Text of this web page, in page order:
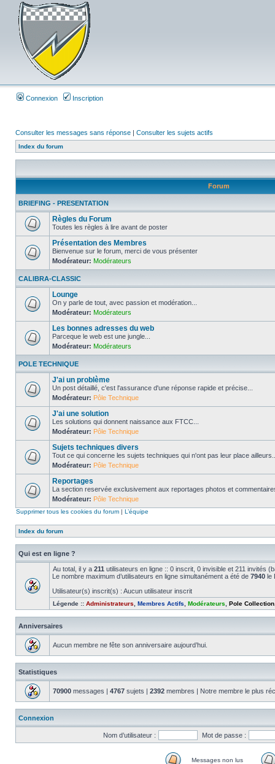
Connexion Inscription
Consulter les messages sans réponse | Consulter les sujets actifs
Index du forum
Forum
BRIEFING - PRESENTATION
Règles du Forum
Toutes les règles à lire avant de poster
Présentation des Membres
Bienvenue sur le forum, merci de vous présenter
Modérateur: Modérateurs
CALIBRA-CLASSIC
Lounge
On y parle de tout, avec passion et modération...
Modérateur: Modérateurs
Les bonnes adresses du web
Parceque le web est une jungle...
Modérateur: Modérateurs
POLE TECHNIQUE
J'ai un problème
Un post détaillé, c'est l'assurance d'une réponse rapide et précise...
Modérateur: Pôle Technique
J'ai une solution
Les solutions qui donnent naissance aux FTCC...
Modérateur: Pôle Technique
Sujets techniques divers
Tout ce qui concerne les sujets techniques qui n'ont pas leur place
Modérateur: Pôle Technique
Reportages
La section reservée exclusivement aux reportages photos et
Modérateur: Pôle Technique
Supprimer tous les cookies du forum | L’équipe
Index du forum
Qui est en ligne ?
Au total, il y a 211 utilisateurs en ligne :: 0 inscrit, 0 invisible et 211 invités
Le nombre maximum d’utilisateurs en ligne simultanément a été de 7940 le
Utilisateur(s) inscrit(s) : Aucun utilisateur inscrit
Légende :: Administrateurs Membres Actifs Modérateurs Pole Collection
Anniversaires
Aucun membre ne fête son anniversaire aujourd’hui.
Statistiques
70900 messages | 4767 sujets | 2392 membres | Notre membre le plus
Connexion
Nom d’utilisateur : Mot de passe :
Messages non lus